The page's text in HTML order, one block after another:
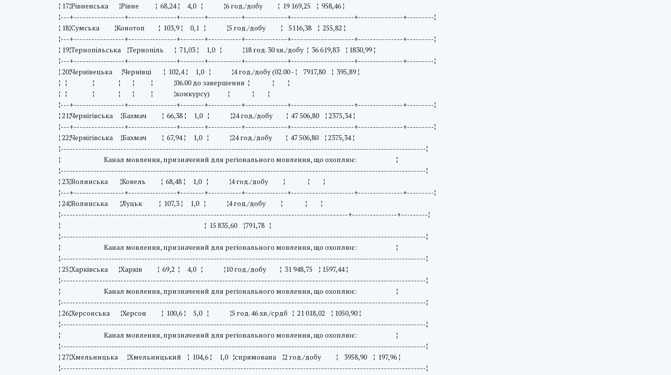
¦ 17¦Рівненська ¦Рівне ¦ 68,24 ¦ 4,0 ¦ ¦6 год./добу ¦ 19 169,25 ¦ 958,46 ¦
¦---+-----------------+----------------+--------+-----------+--------------+---------------------+---------------+---------¦
¦ 18¦Сумська ¦Конотоп ¦ 103,9 ¦ 0,1 ¦ ¦5 год./добу ¦ 5116,38 ¦ 255,82 ¦
¦---+-----------------+----------------+--------+-----------+--------------+---------------------+---------------+---------¦
¦ 19¦Тернопільська ¦Тернопіль ¦ 71,03 ¦ 1,0 ¦ ¦18 год. 30 хв./добу ¦ 36 619,83 ¦ 1830,99 ¦
¦---+-----------------+----------------+--------+-----------+--------------+---------------------+---------------+---------¦
¦ 20¦Чернівецька ¦Чернівці ¦ 102,4 ¦ 1,0 ¦ ¦4 год./добу (02.00 - ¦ 7917,80 ¦ 395,89 ¦
¦ ¦ ¦ ¦ ¦ ¦ ¦06.00 до завершення ¦ ¦ ¦
¦ ¦ ¦ ¦ ¦ ¦ ¦конкурсу) ¦ ¦ ¦
¦---+-----------------+----------------+--------+-----------+--------------+---------------------+---------------+---------¦
¦ 21¦Чернігівська ¦Бахмач ¦ 66,38 ¦ 1,0 ¦ ¦24 год./добу ¦ 47 506,80 ¦ 2375,34 ¦
¦---+-----------------+----------------+--------+-----------+--------------+---------------------+---------------+---------¦
¦ 22¦Чернігівська ¦Бахмач ¦ 67,94 ¦ 1,0 ¦ ¦24 год./добу ¦ 47 506,80 ¦ 2375,34 ¦
¦--------------------------------------------------------------------------------------------------------------------------¦
¦ Канал мовлення, призначений для регіонального мовлення, що охоплює: ¦
¦--------------------------------------------------------------------------------------------------------------------------¦
¦ 23¦Волинська ¦Ковель ¦ 68,48 ¦ 1,0 ¦ ¦4 год./добу ¦ ¦ ¦
¦---+-----------------+----------------+--------+-----------+--------------+---------------------+---------------+---------¦
¦ 24¦Волинська ¦Луцьк ¦ 107,3 ¦ 1,0 ¦ ¦4 год./добу ¦ ¦ ¦
¦------------------------------------------------------------------------------------------------+---------------+---------¦
¦ ¦ 15 835,60 ¦791,78 ¦
¦--------------------------------------------------------------------------------------------------------------------------¦
¦ Канал мовлення, призначений для регіонального мовлення, що охоплює: ¦
¦--------------------------------------------------------------------------------------------------------------------------¦
¦ 25¦Харківська ¦Харків ¦ 69,2 ¦ 4,0 ¦ ¦10 год./добу ¦ 31 948,75 ¦ 1597,44 ¦
¦--------------------------------------------------------------------------------------------------------------------------¦
¦ Канал мовлення, призначений для регіонального мовлення, що охоплює: ¦
¦--------------------------------------------------------------------------------------------------------------------------¦
¦ 26¦Херсонська ¦Херсон ¦ 100,6 ¦ 5,0 ¦ ¦5 год. 46 хв./срдб ¦ 21 018,02 ¦ 1050,90 ¦
¦--------------------------------------------------------------------------------------------------------------------------¦
¦ Канал мовлення, призначений для регіонального мовлення, що охоплює: ¦
¦--------------------------------------------------------------------------------------------------------------------------¦
¦ 27¦Хмельницька ¦Хмельницький ¦ 104,6 ¦ 1,0 ¦спрямована ¦2 год./добу ¦ 3958,90 ¦ 197,96 ¦
¦--------------------------------------------------------------------------------------------------------------------------¦